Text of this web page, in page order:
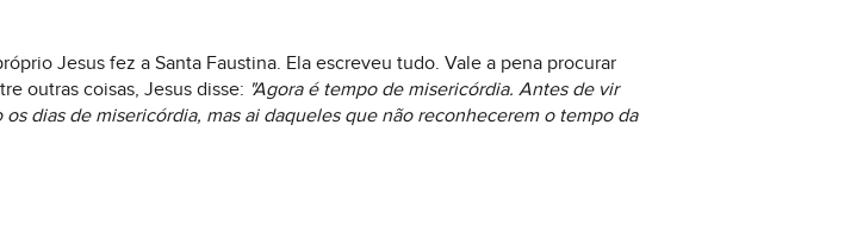
Jesus fez a Santa Faustina. Ela escreveu tudo. Vale a pena procurar
outras coisas, Jesus disse: "Agora é tempo de misericórdia. Antes de vir
dias de misericórdia, mas ai daqueles que não reconhecerem o tempo da